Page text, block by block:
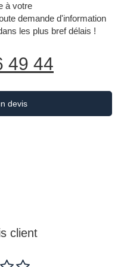
à votre
demande d'information
les plus bref délais !
49 44
devis
client